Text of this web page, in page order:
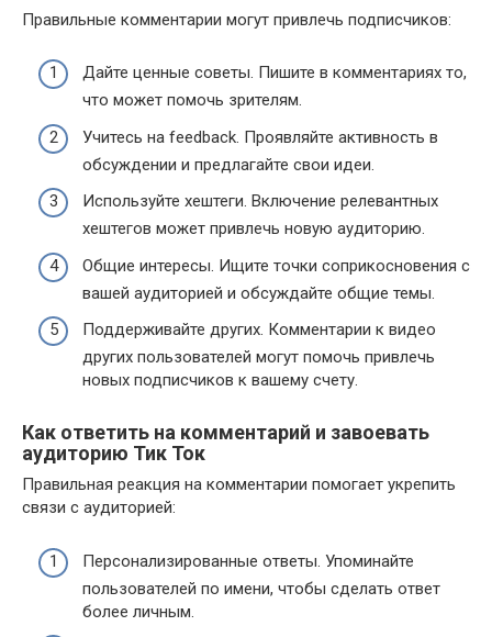
Правильные комментарии могут привлечь подписчиков:
Дайте ценные советы. Пишите в комментариях то,
что может помочь зрителям.
Учитесь на feedback. Проявляйте активность в
обсуждении и предлагайте свои идеи.
Используйте хештеги. Включение релевантных
хештегов может привлечь новую аудиторию.
Общие интересы. Ищите точки соприкосновения с
вашей аудиторией и обсуждайте общие темы.
Поддерживайте других. Комментарии к видео
других пользователей могут помочь привлечь
новых подписчиков к вашему счету.
Как ответить на комментарий и завоевать
аудиторию Тик Ток
Правильная реакция на комментарии помогает укрепить
связи с аудиторией:
Персонализированные ответы. Упоминайте
пользователей по имени, чтобы сделать ответ
более личным.